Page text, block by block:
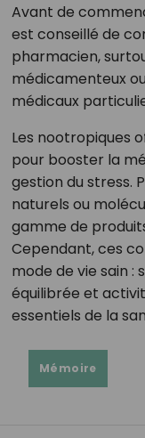
Avant de
est conseillé de
pharmacien,
médicamenteux
médicaux
Les nootropiques
pour booster la
gestion du stress.
naturels ou
gamme de
Cependant, ces
mode de vie sain :
équilibrée et
essentiels de la
Mémoire